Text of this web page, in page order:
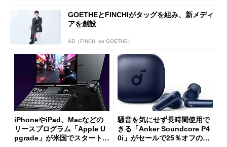
GOETHEとFINCHIがタッグを組み、新メディ
アを創設
AD（FINCHI on GOETHE）
iPhoneやiPad、Macなどの
リースプログラム「Apple U
pgrade」が米国でスタート／
騒音を気にせず長時間使用で
きる「Anker Soundcore P4
0i」がセールで25％オフの59